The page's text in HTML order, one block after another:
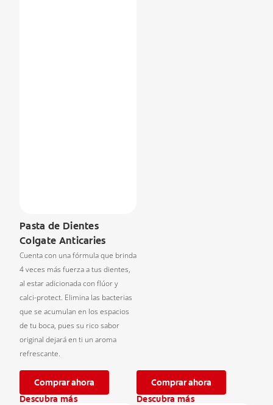
Pasta de Dientes
Colgate Anticaries
Cuenta con una fórmula que brinda
4 veces más fuerza a tus dientes,
al estar adicionada con flúor y
calci-protect. Elimina las bacterias
que se acumulan en los espacios
de tu boca, pues su rico sabor
original dejará en ti un aroma
refrescante.
Comprar ahora
Descubra más
Comprar ahora
Descubra más